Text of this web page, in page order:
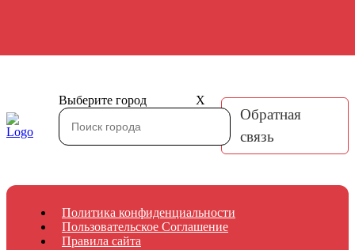
Выберите город X
Обратная
связь
Политика конфиденциальности
Пользовательское Соглашение
Правила сайта